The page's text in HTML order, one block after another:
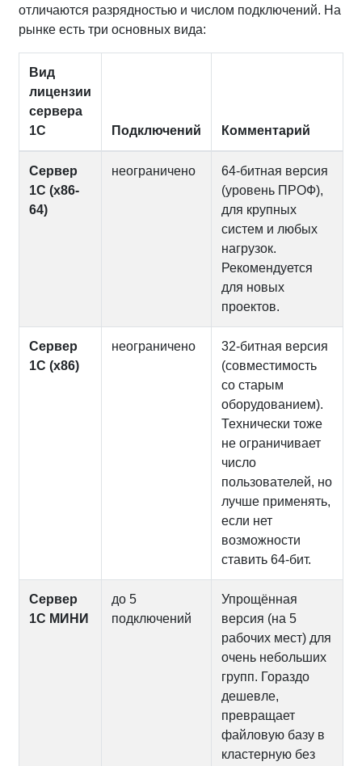
отличаются разрядностью и числом подключений. На
рынке есть три основных вида:
Вид
лицензии
сервера
1С
Подключений Комментарий
Сервер
1С (x86-
64)
неограничено
64‑битная версия
(уровень ПРОФ),
для крупных
систем и любых
нагрузок.
Рекомендуется
для новых
проектов.
Сервер
1С (x86)
неограничено
32‑битная версия
(совместимость
со старым
оборудованием).
Технически тоже
не ограничивает
число
пользователей, но
лучше применять,
если нет
возможности
ставить 64‑бит.
Сервер
1С МИНИ
до 5
подключений
Упрощённая
версия (на 5
рабочих мест) для
очень небольших
групп. Гораздо
дешевле,
превращает
файловую базу в
кластерную без